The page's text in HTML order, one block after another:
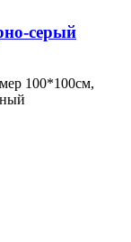
серый
100*100см,